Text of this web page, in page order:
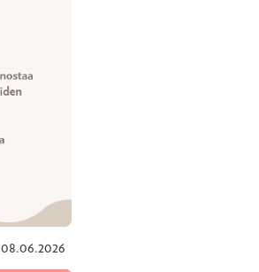
08.06.2026